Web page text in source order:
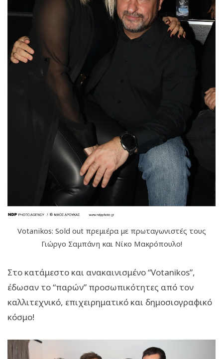
Votanikos: Sold out πρεμιέρα με πρωταγωνιστές τους
Γιώργο Σαμπάνη και Νίκο Μακρόπουλο!
Στο κατάμεστο και ανακαινισμένο “Votanikos”,
έδωσαν το “παρών” προσωπικότητες από τον
καλλιτεχνικό, επιχειρηματικό και δημοσιογραφικό
κόσμο!